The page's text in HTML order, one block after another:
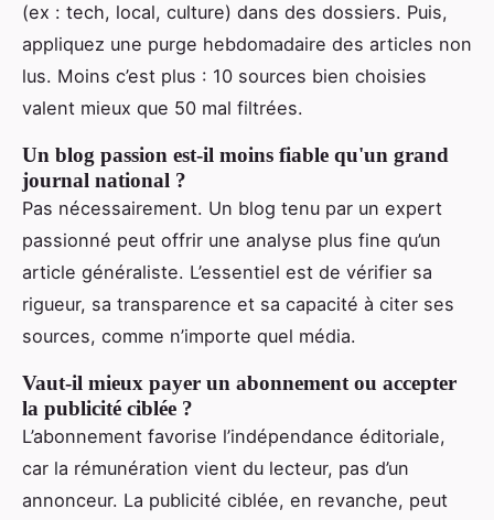
(ex : tech, local, culture) dans des dossiers. Puis,
appliquez une purge hebdomadaire des articles non
lus. Moins c’est plus : 10 sources bien choisies
valent mieux que 50 mal filtrées.
Un blog passion est-il moins fiable qu'un grand
journal national ?
Pas nécessairement. Un blog tenu par un expert
passionné peut offrir une analyse plus fine qu’un
article généraliste. L’essentiel est de vérifier sa
rigueur, sa transparence et sa capacité à citer ses
sources, comme n’importe quel média.
Vaut-il mieux payer un abonnement ou accepter
la publicité ciblée ?
L’abonnement favorise l’indépendance éditoriale,
car la rémunération vient du lecteur, pas d’un
annonceur. La publicité ciblée, en revanche, peut